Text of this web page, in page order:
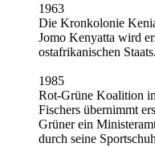
1963
Die Kronkolonie
Jomo Kenyatta wird
ostafrikanischen Staats.
1985
Rot-Grüne Koalition
Fischers übernimmt
Grüner ein
durch seine